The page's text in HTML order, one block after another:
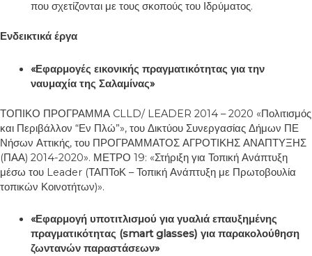
που σχετίζονται με τους σκοπούς του Ιδρύματος.
Ενδεικτικά έργα
«Εφαρμογές εικονικής πραγματικότητας για την
ναυμαχία της Σαλαμίνας»
ΤΟΠΙΚΟ ΠΡΟΓΡΑΜΜΑ CLLD/ LEADER 2014 – 2020 «Πολιτισμός
και Περιβάλλον “Εν Πλώ”», του Δικτύου Συνεργασίας Δήμων ΠΕ
Νήσων Αττικής, του ΠΡΟΓΡΑΜΜΑΤΟΣ ΑΓΡΟΤΙΚΗΣ ΑΝΑΠΤΥΞΗΣ
(ΠΑΑ) 2014-2020». ΜΕΤΡΟ 19: «Στήριξη για Τοπική Ανάπτυξη
μέσω του Leader (ΤΑΠΤοΚ – Τοπική Ανάπτυξη με Πρωτοβουλία
τοπικών Κοινοτήτων)».
«Εφαρμογή υποτιτλισμού για γυαλιά επαυξημένης
πραγματικότητας (smart glasses) για παρακολούθηση
ζωντανών παραστάσεων»